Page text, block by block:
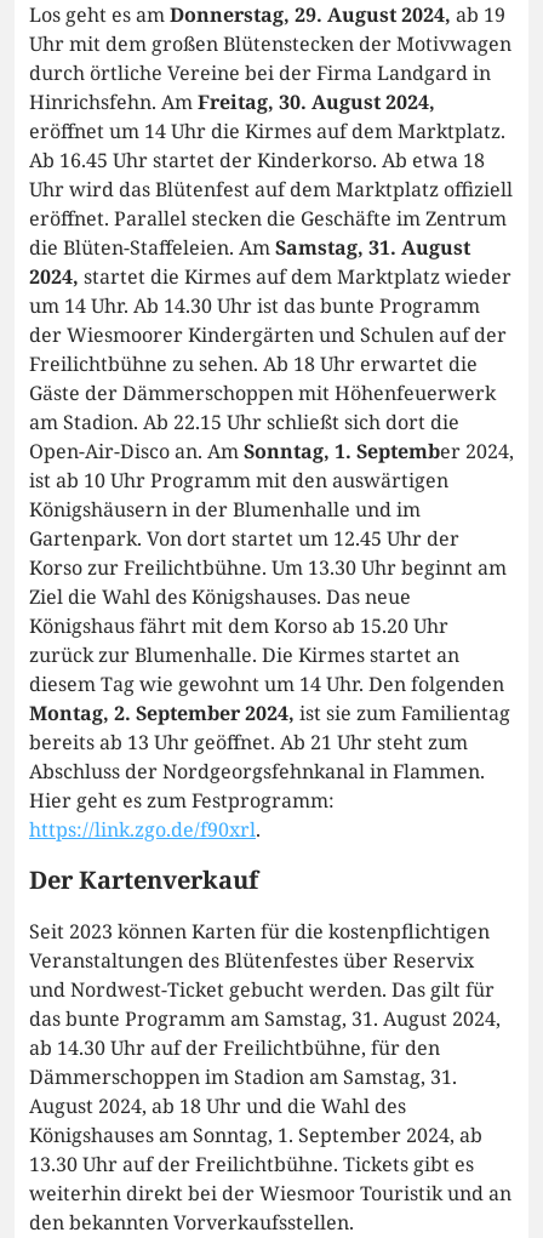
Los geht es amDonnerstag, 29. August 2024, ab 19
Uhr mit dem großen Blütenstecken der Motivwagen
durch örtliche Vereine bei der Firma Landgard in
Hinrichsfehn. AmFreitag, 30. August 2024,
eröffnet um 14 Uhr die Kirmes auf dem Marktplatz.
Ab 16.45 Uhr startet der Kinderkorso. Ab etwa 18
Uhr wird das Blütenfest auf dem Marktplatz offiziell
eröffnet. Parallel stecken die Geschäfte im Zentrum
die Blüten-Staffeleien. AmSamstag, 31. August
2024, startet die Kirmes auf dem Marktplatz wieder
um 14 Uhr. Ab 14.30 Uhr ist das bunte Programm
der Wiesmoorer Kindergärten und Schulen auf der
Freilichtbühne zu sehen. Ab 18 Uhr erwartet die
Gäste der Dämmerschoppen mit Höhenfeuerwerk
am Stadion. Ab 22.15 Uhr schließt sich dort die
Open-Air-Disco an. AmSonntag, 1. September 2024,
ist ab 10 Uhr Programm mit den auswärtigen
Königshäusern in der Blumenhalle und im
Gartenpark. Von dort startet um 12.45 Uhr der
Korso zur Freilichtbühne. Um 13.30 Uhr beginnt am
Ziel die Wahl des Königshauses. Das neue
Königshaus fährt mit dem Korso ab 15.20 Uhr
zurück zur Blumenhalle. Die Kirmes startet an
diesem Tag wie gewohnt um 14 Uhr. Den folgenden
Montag, 2. September 2024, ist sie zum Familientag
bereits ab 13 Uhr geöffnet. Ab 21 Uhr steht zum
Abschluss der Nordgeorgsfehnkanal in Flammen.
Hier geht es zum Festprogramm:
https://link.zgo.de/f90xrl.
Der Kartenverkauf
Seit 2023 können Karten für die kostenpflichtigen
Veranstaltungen des Blütenfestes über Reservix
und Nordwest-Ticket gebucht werden. Das gilt für
das bunte Programm am Samstag, 31. August 2024,
ab 14.30 Uhr auf der Freilichtbühne, für den
Dämmerschoppen im Stadion am Samstag, 31.
August 2024, ab 18 Uhr und die Wahl des
Königshauses am Sonntag, 1. September 2024, ab
13.30 Uhr auf der Freilichtbühne. Tickets gibt es
weiterhin direkt bei der Wiesmoor Touristik und an
den bekannten Vorverkaufsstellen.